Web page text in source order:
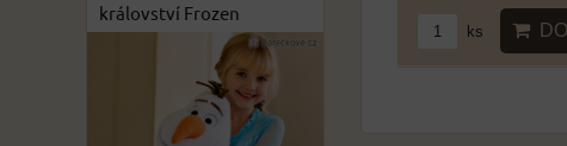
ks
království Frozen